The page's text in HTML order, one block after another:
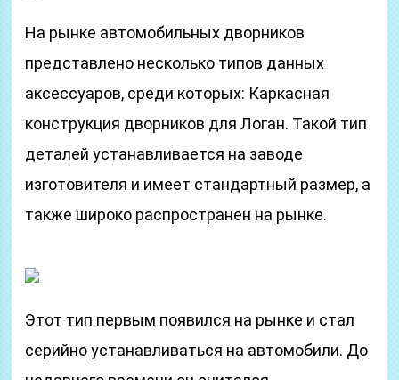
На рынке автомобильных дворников
представлено несколько типов данных
аксессуаров, среди которых: Каркасная
конструкция дворников для Логан. Такой тип
деталей устанавливается на заводе
изготовителя и имеет стандартный размер, а
также широко распространен на рынке.
Этот тип первым появился на рынке и стал
серийно устанавливаться на автомобили. До